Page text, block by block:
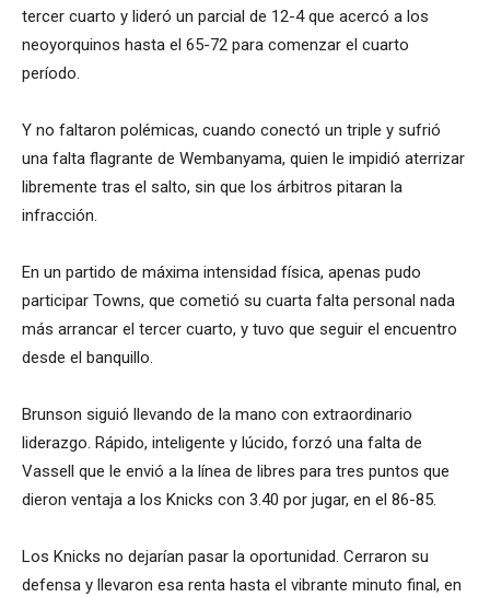
tercer cuarto y lideró un parcial de 12-4 que acercó a los
neoyorquinos hasta el 65-72 para comenzar el cuarto
período.
Y no faltaron polémicas, cuando conectó un triple y sufrió
una falta flagrante de Wembanyama, quien le impidió aterrizar
libremente tras el salto, sin que los árbitros pitaran la
infracción.
En un partido de máxima intensidad física, apenas pudo
participar Towns, que cometió su cuarta falta personal nada
más arrancar el tercer cuarto, y tuvo que seguir el encuentro
desde el banquillo.
Brunson siguió llevando de la mano con extraordinario
liderazgo. Rápido, inteligente y lúcido, forzó una falta de
Vassell que le envió a la línea de libres para tres puntos que
dieron ventaja a los Knicks con 3.40 por jugar, en el 86-85.
Los Knicks no dejarían pasar la oportunidad. Cerraron su
defensa y llevaron esa renta hasta el vibrante minuto final, en